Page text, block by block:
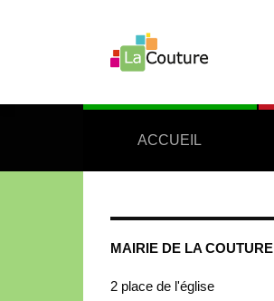
ACCUEIL
MAIRIE DE LA COUTURE
2 place de l'église